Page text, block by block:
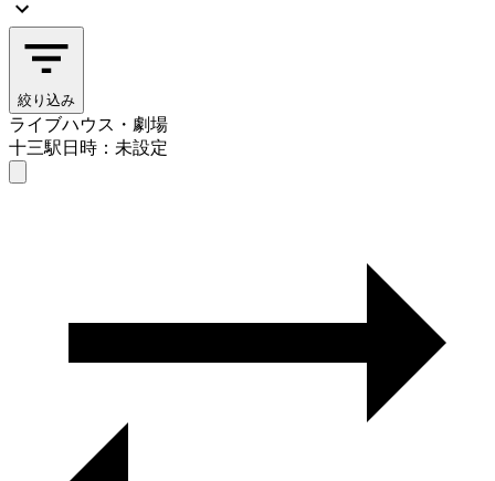
絞り込み
ライブハウス・劇場
十三駅日時：未設定